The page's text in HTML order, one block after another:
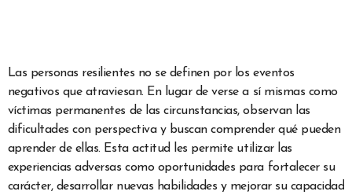
Las personas resilientes no se definen por los eventos
negativos que atraviesan. En lugar de verse a sí mismas como
víctimas permanentes de las circunstancias, observan las
dificultades con perspectiva y buscan comprender qué pueden
aprender de ellas. Esta actitud les permite utilizar las
experiencias adversas como oportunidades para fortalecer su
carácter, desarrollar nuevas habilidades y mejorar su capacidad